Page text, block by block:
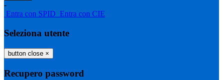
-
Entra con SPID Entra con CIE
Seleziona utente
button close ×
Recupero password